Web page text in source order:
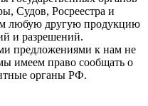
Судов, Росреестра и
любую другую продукцию
и разрешений.
предложениями к нам не
имеем право сообщать о
органы РФ.